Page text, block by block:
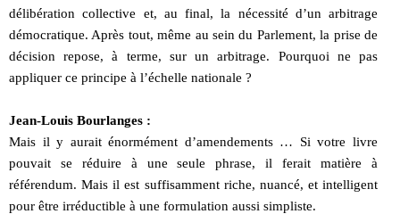
délibération collective et, au final, la nécessité d’un arbitrage
démocratique. Après tout, même au sein du Parlement, la prise de
décision repose, à terme, sur un arbitrage. Pourquoi ne pas
appliquer ce principe à l’échelle nationale ?
Jean-Louis Bourlanges :
Mais il y aurait énormément d’amendements … Si votre livre
pouvait se réduire à une seule phrase, il ferait matière à
référendum. Mais il est suffisamment riche, nuancé, et intelligent
pour être irréductible à une formulation aussi simpliste.